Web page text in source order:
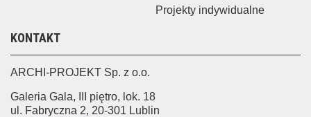
Projekty indywidualne
KONTAKT
ARCHI-PROJEKT Sp. z o.o.
Galeria Gala, III piętro, lok. 18
ul. Fabryczna 2, 20-301 Lublin